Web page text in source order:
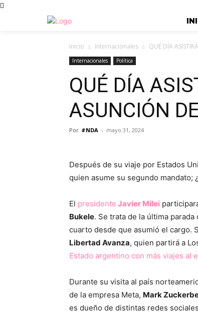
Inicio Internacionales QUÉ DÍA
Internacionales Política
QUÉ DÍA
ASUNCIÓN
Por #NDA - mayo 31, 2024
Después de su viaje por Estados
quien asume su segundo mandato;
El presidente Javier Milei
Bukele. Se trata de la última
cuarto desde que asumió el cargo.
Libertad Avanza, quien partirá a
Estado argentino con más viajes al
Durante su visita al país
de la empresa Meta, Mark
es dueño de distintas redes